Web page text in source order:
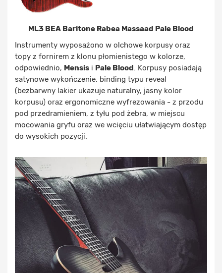
ML3 BEA Baritone Rabea Massaad Pale Blood
Instrumenty wyposażono w olchowe korpusy oraz
topy z fornirem z klonu płomienistego w kolorze,
odpowiednio, Mensis i Pale Blood . Korpusy posiadają
satynowe wykończenie, binding typu reveal
(bezbarwny lakier ukazuje naturalny, jasny kolor
korpusu) oraz ergonomiczne wyfrezowania - z przodu
pod przedramieniem, z tyłu pod żebra, w miejscu
mocowania gryfu oraz we wcięciu ułatwiającym dostęp
do wysokich pozycji.